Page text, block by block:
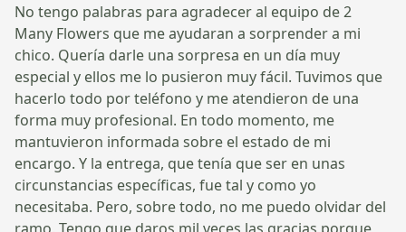
No tengo palabras para agradecer al equipo de 2
Many Flowers que me ayudaran a sorprender a mi
chico. Quería darle una sorpresa en un día muy
especial y ellos me lo pusieron muy fácil. Tuvimos que
hacerlo todo por teléfono y me atendieron de una
forma muy profesional. En todo momento, me
mantuvieron informada sobre el estado de mi
encargo. Y la entrega, que tenía que ser en unas
circunstancias específicas, fue tal y como yo
necesitaba. Pero, sobre todo, no me puedo olvidar del
ramo. Tengo que daros mil veces las gracias porque